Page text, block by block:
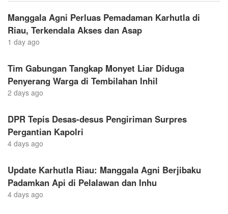
Manggala Agni Perluas Pemadaman Karhutla di
Riau, Terkendala Akses dan Asap
1 day ago
Tim Gabungan Tangkap Monyet Liar Diduga
Penyerang Warga di Tembilahan Inhil
2 days ago
DPR Tepis Desas-desus Pengiriman Surpres
Pergantian Kapolri
4 days ago
Update Karhutla Riau: Manggala Agni Berjibaku
Padamkan Api di Pelalawan dan Inhu
4 days ago